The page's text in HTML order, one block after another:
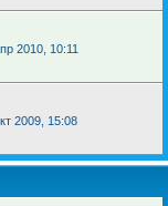
2010, 10:11
2009, 15:08